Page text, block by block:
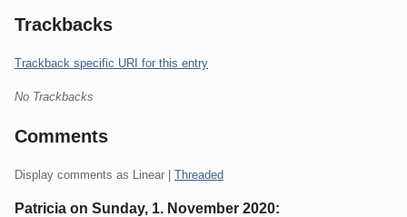
Trackbacks
Trackback specific URI for this entry
No Trackbacks
Comments
Display comments as Linear | Threaded
Patricia on Sunday, 1. November 2020: